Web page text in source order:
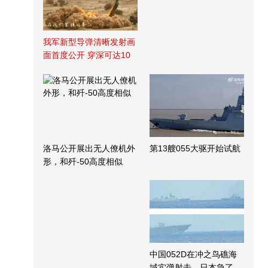
我军新型导弹清晰发射画
面首度公开 穿深可达10
洛马公开展出无人僚机外
形，和歼-50高度相似
第13艘055大驱开始试航
中国052D在冲之鸟礁海